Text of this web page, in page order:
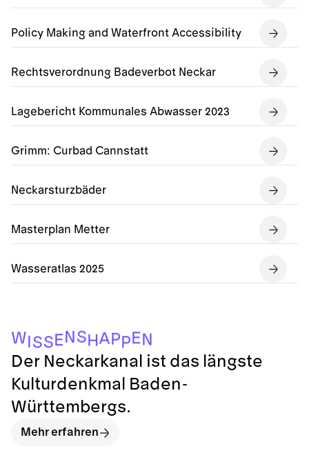
Policy Making and Waterfront Accessibility
Rechtsverordnung Badeverbot Neckar
Lagebericht Kommunales Abwasser 2023
Grimm: Curbad Cannstatt
Neckarsturzbäder
Masterplan Metter
Wasseratlas 2025
WISSE N SHA PP EN
Der Neckarkanal ist das längste
Kulturdenkmal Baden-
Württembergs.
Mehr erfahren